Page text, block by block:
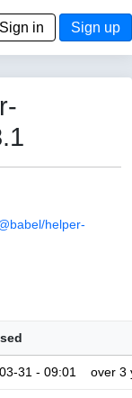
Sign in Sign up
helper-
31 - 09:01 over 3